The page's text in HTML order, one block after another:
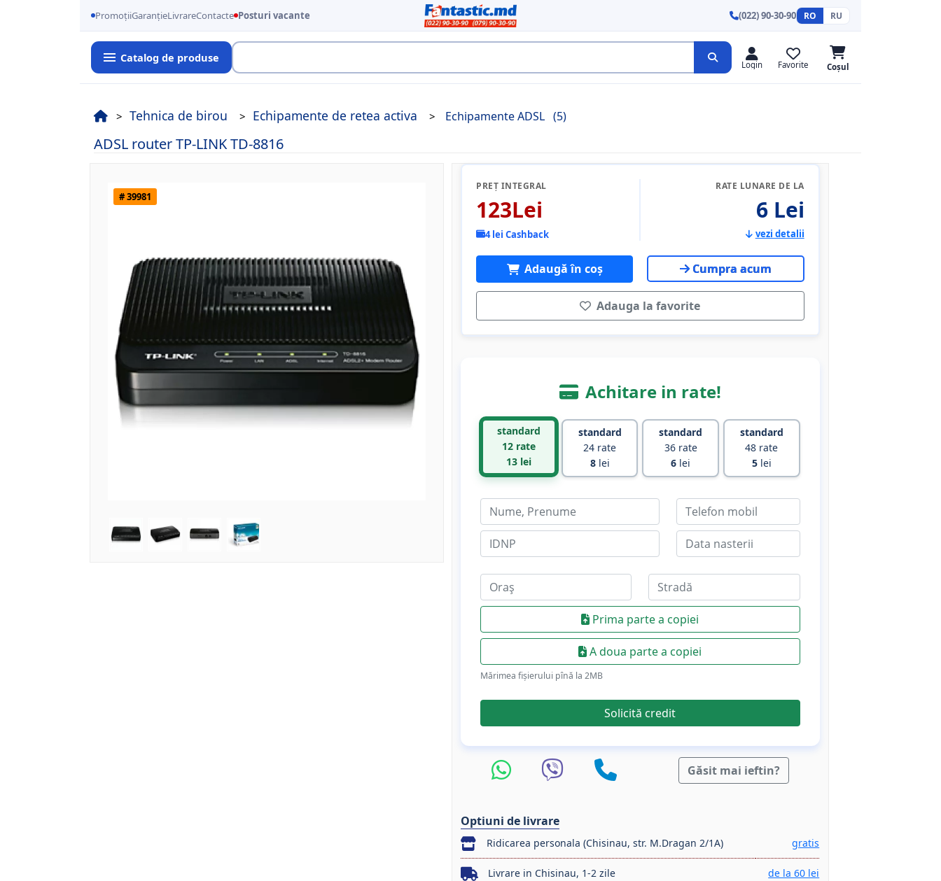
PromoțiiGaranțieLivrareContacte Posturi vacante (022) 90-30-90 RO RU
Catalog de produse
Login Favorite Coșul
Tehnica de birou Echipamente de retea activa Echipamente ADSL (5)
ADSL router TP-LINK TD-8816
# 39981
PREȚ INTEGRAL
123Lei
4 lei Cashback
RATE LUNARE DE LA
6 Lei
vezi detalii
Adaugă în coș Cumpra acum
Adauga la favorite
Achitare in rate!
standard
12 rate
13lei
standard
24 rate
8lei
standard
36 rate
6 lei
standard
48 rate
5lei
Prima parte a copiei
A doua parte a copiei
Mărimea fișierului pînă la 2МB
Solicită credit
Găsit mai ieftin?
Optiuni de livrare
Ridicarea personala (Chisinau, str. M.Dragan 2/1A) gratis
Livrare in Chisinau, 1-2 zile de la 60 lei